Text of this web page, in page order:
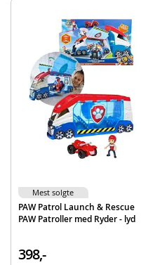
PAW Patrol Rescue Knights
Rubble
Projektil
Detaljer:
Mål kjøretøy: ca. 18 x 12 x 9 cm
Alder: fra 3 år
BEMÆRK: Kan bruges med Paw
EANPAW Patrol Launch & Rescue
PAW Patroller med Ryder - lyd
398,-
Mest solgte